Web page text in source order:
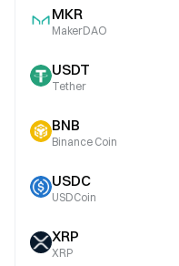
MKR
MakerDAO
USDT
Tether
BNB
Binance Coin
USDC
USDCoin
XRP
XRP